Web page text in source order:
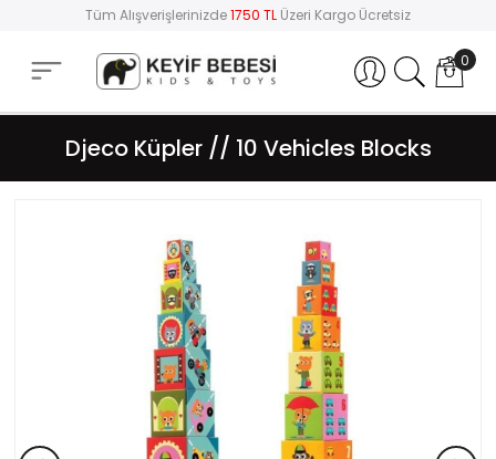
Tüm Alışverişlerinizde1750 TL Üzeri Kargo Ücretsiz
Hesabım 0
Djeco Küpler // 10 Vehicles Blocks